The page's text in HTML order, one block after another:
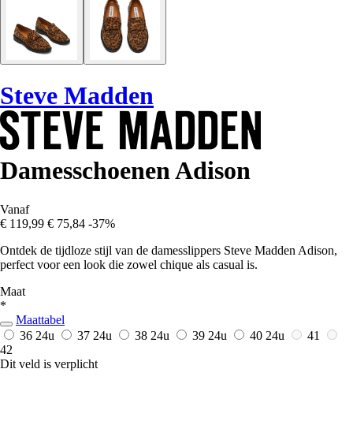
Steve Madden
Damesschoenen Adison
Vanaf
€ 119,99 € 75,84 -37%
Ontdek de tijdloze stijl van de damesslippers Steve Madden Adison,
perfect voor een look die zowel chique als casual is.
Maat
*
Maattabel
36 24u 37 24u 38 24u 39 24u 40 24u
41
42
Dit veld is verplicht